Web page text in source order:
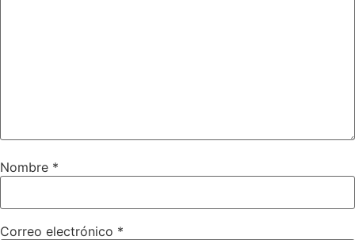
Nombre *
Correo electrónico *